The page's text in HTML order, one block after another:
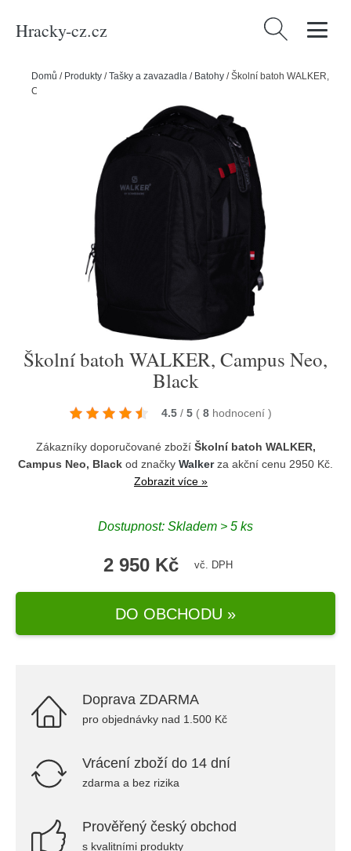
Hracky-cz.cz Vyhledávání
Domů / Produkty /Tašky a zavazadla / Batohy /Školní batoh WALKER,
Campus Neo, Black
Školní batoh WALKER, Campus Neo,
Black
4.5 / 5 ( 8 hodnocení )
Zákazníky doporučované zboží Školní batoh WALKER,
Campus Neo, Black od značky Walkerza akční cenu 2950 Kč.
Zobrazit více »
Dostupnost: Skladem > 5 ks
2 950 Kč vč. DPH
DO OBCHODU »
Doprava ZDARMA
pro objednávky nad 1.500 Kč
Vrácení zboží do 14 dní
zdarma a bez rizika
Prověřený český obchod
s kvalitními produkty